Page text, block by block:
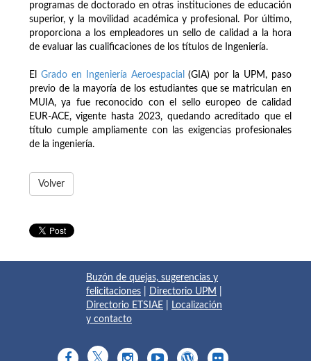
programas de doctorado en otras instituciones de educación
superior, y la movilidad académica y profesional. Por último,
proporciona a los empleadores un sello de calidad a la hora
de evaluar las cualificaciones de los títulos de Ingeniería.
El Grado en Ingeniería Aeroespacial
(GIA) por la UPM, paso
previo de la mayoría de los estudiantes que se matriculan en
MUIA, ya fue reconocido con el sello europeo de calidad
EUR-ACE, vigente hasta 2023, quedando acreditado que el
título cumple ampliamente con las exigencias profesionales
de la ingeniería.
Volver
Buzón de quejas, sugerencias y
felicitaciones
Directorio UPM
Directorio ETSIAE
Localización
y contacto